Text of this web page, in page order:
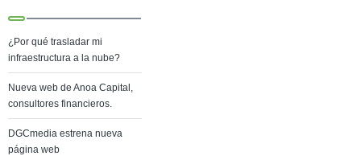
¿Por qué trasladar mi
infraestructura a la nube?
Nueva web de Anoa Capital,
consultores financieros.
DGCmedia estrena nueva
página web